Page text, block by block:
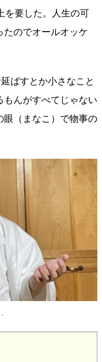
を要した。人生の可
たのでオールオッケ
ばすとか小さなこと
んがすべてじゃない
眼（まなこ）で物事の